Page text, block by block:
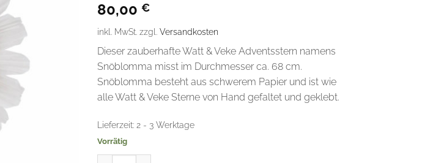
mit5 von
5, basierend
auf
Kundenbewertung
80,00 €
inkl. MwSt. zzgl. Versandkosten
Dieser zauberhafte Watt & Veke Adventsstern namens
Snöblomma misst im Durchmesser ca. 68 cm.
Snöblomma besteht aus schwerem Papier und ist wie
alle Watt & Veke Sterne von Hand gefaltet und geklebt.
Lieferzeit: 2 - 3 Werktage
Vorrätig